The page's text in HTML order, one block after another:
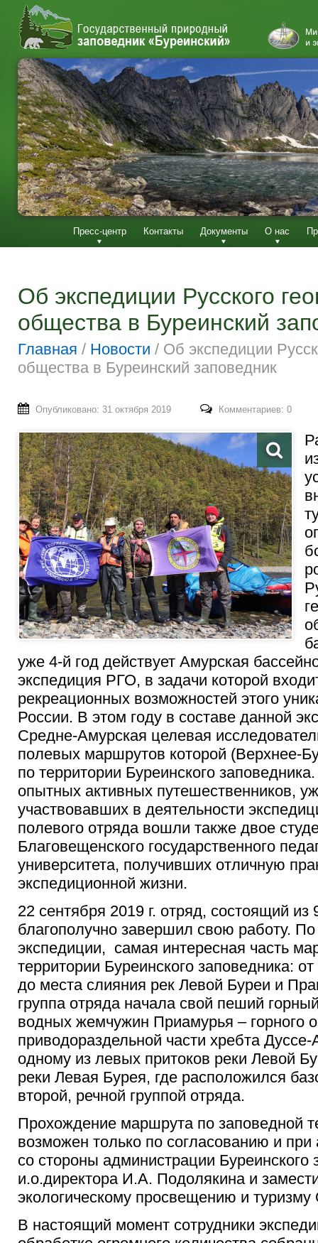
Пресс-центр Контакты Документы О нас
Об экспедиции Русского
общества в Буреинский
Главная / Новости / Об экспедиции
общества в Буреинский заповедник
Опубликовано: 31 октября 2019 Комментариев: 0
уже 4-й год действует Амурская
экспедиция РГО, в задачи которой
рекреационных возможностей этого
России. В этом году в составе данной
Средне-Амурская целевая
полевых маршрутов которой (Верхнее-
по территории Буреинского
опытных активных путешественников,
участвовавших в деятельности
полевого отряда вошли также двое
Благовещенского государственного
университета, получивших отличную
экспедиционной жизни.
22 сентября 2019 г. отряд, состоящий из
благополучно завершил свою работу.
экспедиции, самая интересная часть
территории Буреинского заповедника:
до места слияния рек Левой Буреи и
группа отряда начала свой пеший
водных жемчужин Приамурья – горного
приводораздельной части хребта
одному из левых притоков реки Левой
реки Левая Бурея, где расположился
второй, речной группой отряда.
Прохождение маршрута по заповедной
возможен только по согласованию и
со стороны администрации Буреинского
и.о.директора И.А. Подолякина и
экологическому просвещению и
В настоящий момент сотрудники